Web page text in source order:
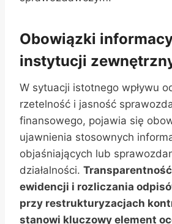
Obowiązki
instytucji
W sytuacji istotnego wpływu
rzetelność i jasność
finansowego, pojawia się
ujawnienia stosownych
objaśniających lub
działalności.
ewidencji i rozliczania
przy restrukturyzacjach
stanowi kluczowy element